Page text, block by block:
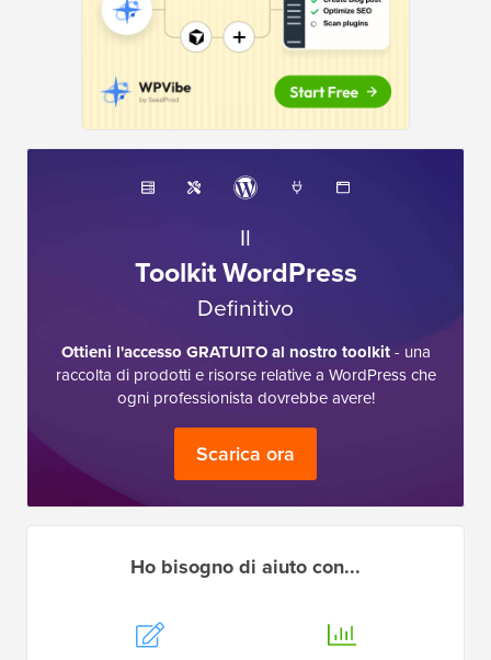
Il
Toolkit WordPress
Definitivo
Ottieni l'accesso GRATUITO al nostro toolkit- una
raccolta di prodotti e risorse relative a WordPress che
ogni professionista dovrebbe avere!
Scarica ora
Ho bisogno di aiuto con...